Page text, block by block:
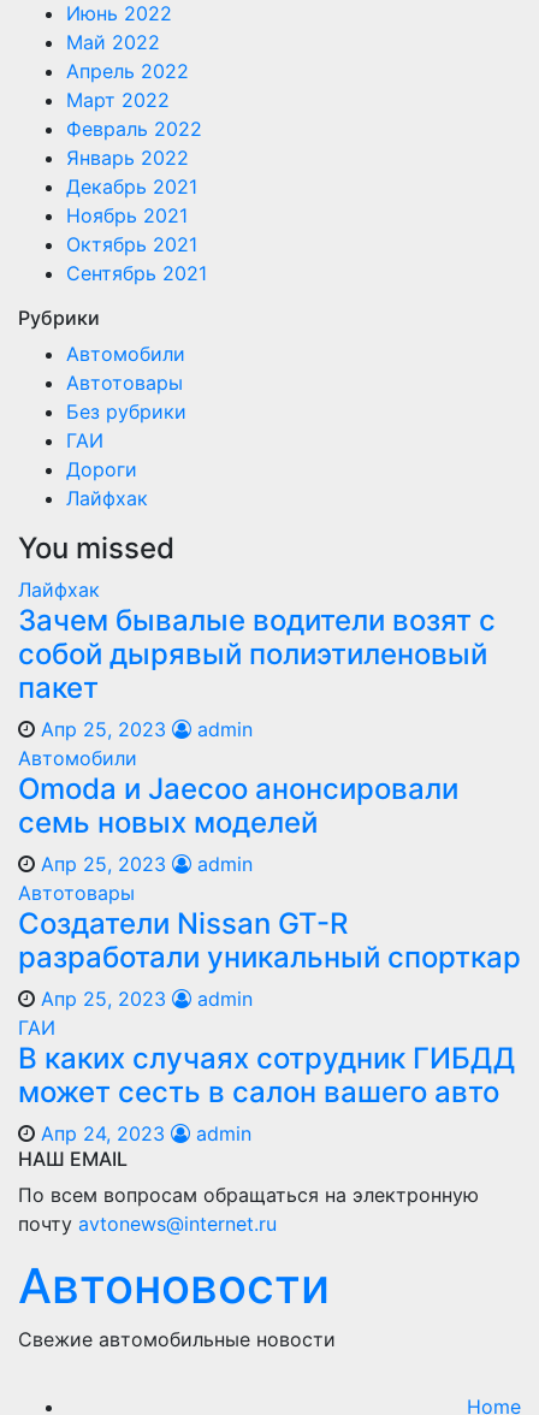
Июнь 2022
Май 2022
Апрель 2022
Март 2022
Февраль 2022
Январь 2022
Декабрь 2021
Ноябрь 2021
Октябрь 2021
Сентябрь 2021
Рубрики
Автомобили
Автотовары
Без рубрики
ГАИ
Дороги
Лайфхак
You missed
Лайфхак
Зачем бывалые водители возят с
собой дырявый полиэтиленовый
пакет
Апр 25, 2023
admin
Автомобили
Оmoda и Jaecoo анонсировали
семь новых моделей
Апр 25, 2023
admin
Автотовары
Создатели Nissan GT-R
разработали уникальный спорткар
Апр 25, 2023
admin
ГАИ
В каких случаях сотрудник ГИБДД
может сесть в салон вашего авто
Апр 24, 2023
admin
НАШ EMAIL
По всем вопросам обращаться на электронную
почту avtonews@internet.ru
Автоновости
Свежие автомобильные новости
Home